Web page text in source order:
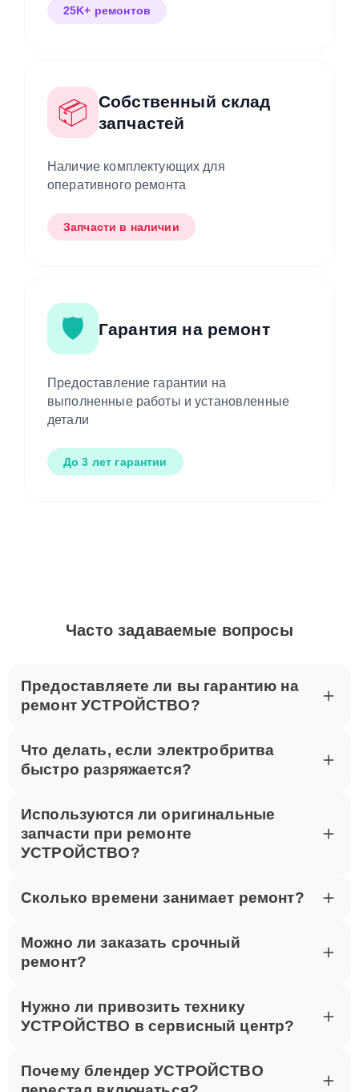
25K+ ремонтов
📦
Собственный склад
запчастей
Наличие комплектующих для
оперативного ремонта
Запчасти в наличии
🛡️ Гарантия на ремонт
Предоставление гарантии на
выполненные работы и установленные
детали
До 3 лет гарантии
Часто задаваемые вопросы
Предоставляете ли вы гарантию на
ремонт УСТРОЙСТВО?
Что делать, если электробритва
быстро разряжается?
Используются ли оригинальные
запчасти при ремонте
УСТРОЙСТВО?
Сколько времени занимает ремонт?
Можно ли заказать срочный
ремонт?
Нужно ли привозить технику
УСТРОЙСТВО в сервисный центр?
Почему блендер УСТРОЙСТВО